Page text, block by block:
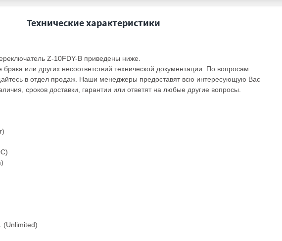
Технические характеристики
Z-10FDY-B приведены ниже.
или других несоответствий технической документации. По вопросам
в отдел продаж. Наши менеджеры предоставят всю интересующую Вас
сроков доставки, гарантии или ответят на любые другие вопросы.
(Unlimited)